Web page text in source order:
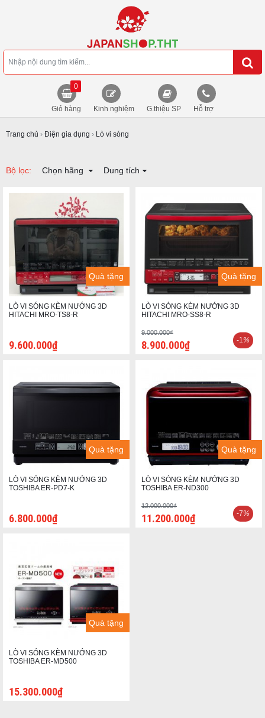
Giỏ hàng
0
Kinh nghiệm G.thiệu SP Hỗ trợ
Trang chủ › Điện gia dụng › Lò vi sóng
Bộ lọc: Chọn hãng Dung tích
Quà tặng
LÒ VI SÓNG KÈM NƯỚNG 3D
HITACHI MRO-TS8-R
9.600.000₫
Quà tặng
LÒ VI SÓNG KÈM NƯỚNG 3D
HITACHI MRO-SS8-R
9.000.000₫
8.900.000₫ -1%
Quà tặng
LÒ VI SÓNG KÈM NƯỚNG 3D
TOSHIBA ER-PD7-K
6.800.000₫
Quà tặng
LÒ VI SÓNG KÈM NƯỚNG 3D
TOSHIBA ER-ND300
12.000.000₫
11.200.000₫ -7%
Quà tặng
LÒ VI SÓNG KÈM NƯỚNG 3D
TOSHIBA ER-MD500
15.300.000₫